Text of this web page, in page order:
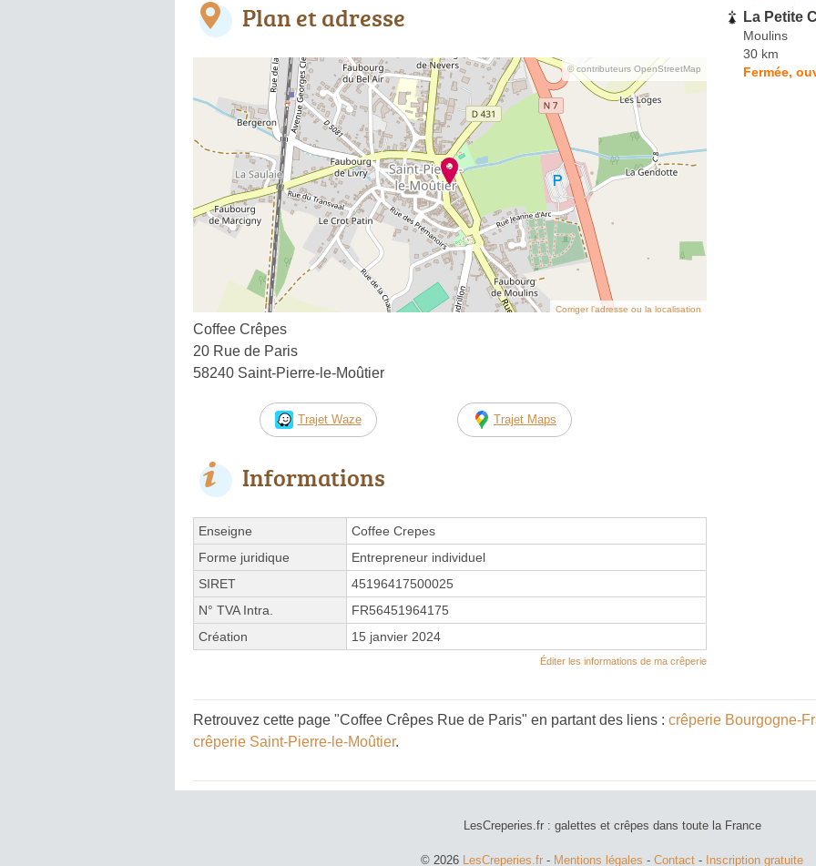
Plan et adresse
© contributeurs OpenStreetMap
Corriger l’adresse ou la localisation
Coffee Crêpes
20 Rue de Paris
58240 Saint-Pierre-le-Moûtier
Trajet Waze Trajet Maps
Informations
Enseigne
Coffee Crepes
Forme juridique
Entrepreneur individuel
SIRET
45196417500025
N° TVA Intra.
FR56451964175
Création
15 janvier 2024
Éditer les informations de ma crêperie
La Petite
Moulins
30 km
Fermée,
Retrouvez cette page "Coffee Crêpes Rue de Paris" en partant des liens : crêperie Bourgogne-
crêperie Saint-Pierre-le-Moûtier.
LesCreperies.fr : galettes et crêpes dans toute la France
© 2026 LesCreperies.fr - Mentions légales - Contact - Inscription gratuite